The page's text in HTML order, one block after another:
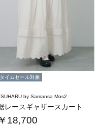
タイムセール対象
by Samansa Mos2
レースギャザースカート
￥18,700